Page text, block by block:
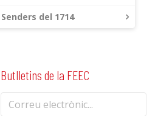
Senders del 1714
Butlletins de la FEEC